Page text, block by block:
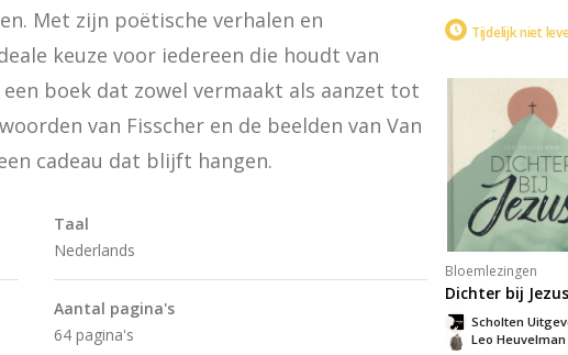
Met zijn poëtische verhalen en
keuze voor iedereen die houdt van
boek dat zowel vermaakt als aanzet tot
van Fisscher en de beelden van Van
cadeau dat blijft hangen.
Taal
Nederlands
Aantal pagina's
64 pagina's
Met warme,
biedt ze
in tijden van
rouw. Dit
cadeauboek vol
illustraties,
@dichterbijdedag,
een
metgezel in
dagen.
Tijdelijk niet
Bloemlezingen
Dichter bij Jezus
Leo Heuvelman
Scholten